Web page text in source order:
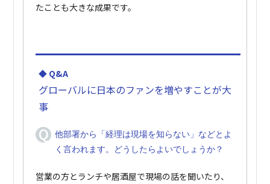
たことも大きな成果です。
◆ Q&A
グローバルに日本のファンを増やすことが大
事
他部署から「経理は現場を知らない」などとよ
く言われます。どうしたらよいでしょうか？
営業の方とランチや居酒屋で現場の話を聞いたり、